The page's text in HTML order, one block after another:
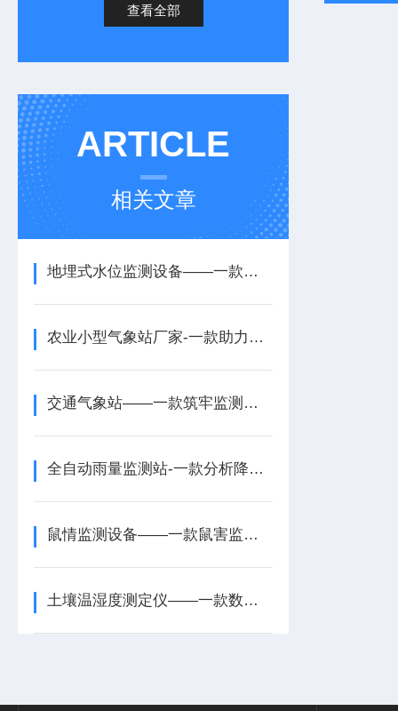
查看全部
ARTICLE
相关文章
地埋式水位监测设备——一款动态跟踪的地埋式积水监测设备2026+派+送
农业小型气象站厂家-一款助力农事科学规划的智能农业气象站厂家2025+派+送
交通气象站——一款筑牢监测基础的高速气象监测站2025+派+送
全自动雨量监测站-一款分析降雨规律的自动化雨量监测站系统2025+派+送
鼠情监测设备——一款鼠害监测仪2025全+境+派+送
土壤温湿度测定仪——一款数据完整的土壤温湿度速测仪2026+派+送